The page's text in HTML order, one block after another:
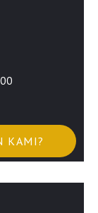
KAMI?